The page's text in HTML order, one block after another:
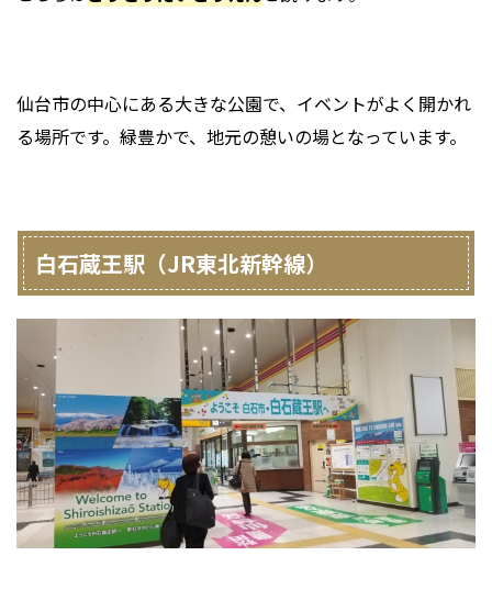
仙台市の中心にある大きな公園で、イベントがよく開かれ
る場所です。緑豊かで、地元の憩いの場となっています。
白石蔵王駅（JR東北新幹線）